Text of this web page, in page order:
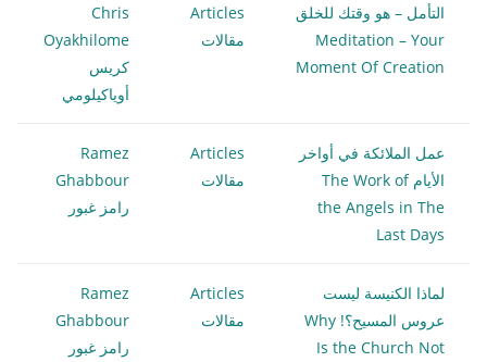
التأمل – هو وقتك للخلق
Meditation – Your
Moment Of Creation
Articles
مقالات
Chris
Oyakhilome
كريس
أوياكيلومي
عمل الملائكة في أواخر
الأيام The Work of
the Angels in The
Last Days
Articles
مقالات
Ramez
Ghabbour
رامز غبور
لماذا الكنيسة ليست
عروس المسيح؟! Why
Is the Church Not
Articles
مقالات
Ramez
Ghabbour
رامز غبور